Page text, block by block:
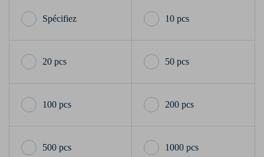
10 pcs
20 pcs 50 pcs
100 pcs 200 pcs
500 pcs 1000 pcs